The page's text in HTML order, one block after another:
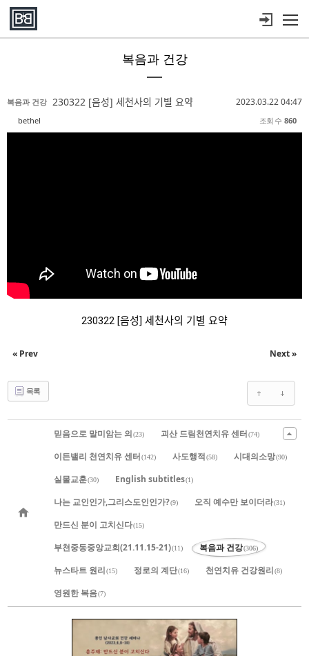
복음과 건강
복음과 건강 2023.03.22 04:47
230322 [음성] 세천사의 기별 요약
bethel 조회 수 860
230322 [음성] 세천사의 기별 요약
« Prev Next »
목록
믿음으로 말미암는 의(23) 괴산 드림천연치유 센터(74)
이든밸리 천연치유 센터(142) 사도행적(58) 시대의소망(90)
실물교훈(30) English subtitles(1)
나는 교인인가,그리스도인인가?(9) 오직 예수만 보이더라(31)
만드신 분이 고치신다(15)
부천중동중앙교회(21.11.15-21)(11) 복음과 건강(306)
뉴스타트 원리(15) 정로의 계단(16) 천연치유 건강원리(8)
영원한 복음(7)
Sketchbook5, 스케치북5
Sketchbook5, 스케치북5
Sketchbook5, 스케치북5
Sketchbook5, 스케치북5